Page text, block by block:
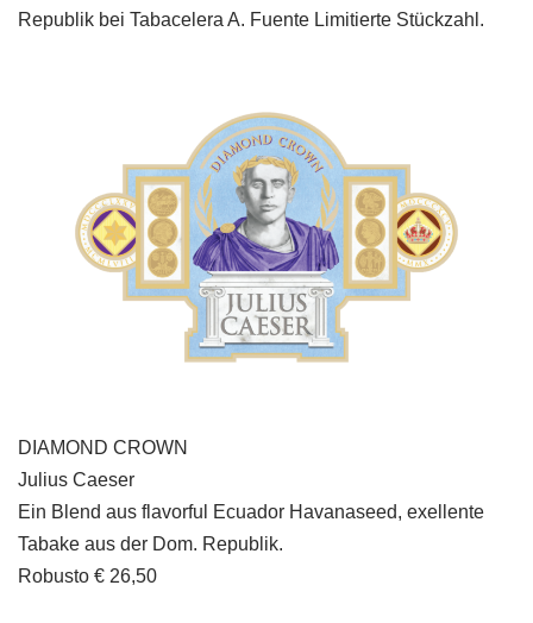
Republik bei Tabacelera A. Fuente Limitierte Stückzahl.
DIAMOND CROWN
Julius Caeser
Ein Blend aus flavorful Ecuador Havanaseed, exellente
Tabake aus der Dom. Republik.
Robusto € 26,50